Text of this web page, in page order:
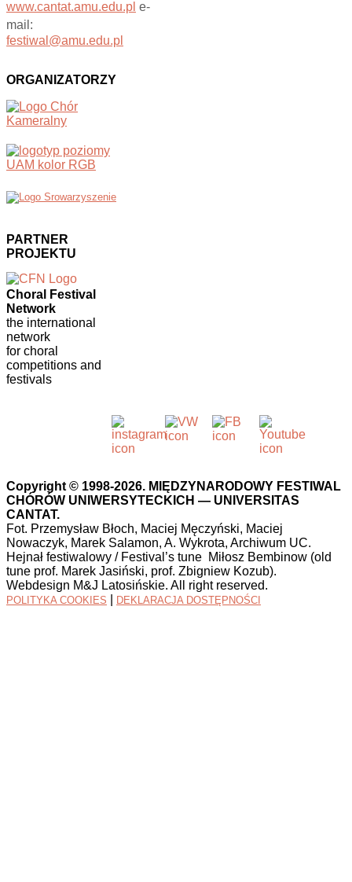
www.cantat.amu.edu.pl e-
mail:
festiwal@amu.edu.pl
ORGANIZATORZY
PARTNER
PROJEKTU
Choral Festival
Network
the international
network
for choral
competitions and
festivals
Copyright © 1998-2026. MIĘDZYNARODOWY FESTIWAL
CHÓRÓW UNIWERSYTECKICH — UNIVERSITAS
CANTAT.
Fot. Przemysław Błoch, Maciej Męczyński, Maciej
Nowaczyk, Marek Salamon, A. Wykrota, Archiwum UC.
Hejnał festiwalowy / Festival’s tune Miłosz Bembinow (old
tune prof. Marek Jasiński, prof. Zbigniew Kozub).
Webdesign M&J Latosińskie. All right reserved.
POLITYKA COOKIES DEKLARACJA DOSTĘPNOŚCI